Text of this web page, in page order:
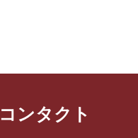
コンタクト